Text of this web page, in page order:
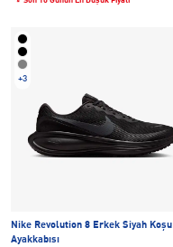
+3
Nike Revolution 8 Erkek Siyah Koşu
Ayakkabısı